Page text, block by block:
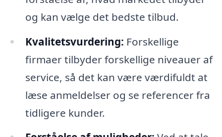
og kan vælge det bedste tilbud.
Kvalitetsvurdering: Forskellige
firmaer tilbyder forskellige niveauer af
service, så det kan være værdifuldt at
læse anmeldelser og se referencer fra
tidligere kunder.